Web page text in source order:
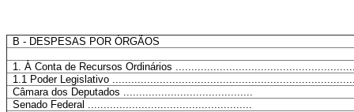
B - DESPESAS POR ÓRGÃOS
1. À Conta de Recursos Ordinários
1.1 Poder Legislativo
Câmara dos Deputados .........................................
Senado Federal ....................................................